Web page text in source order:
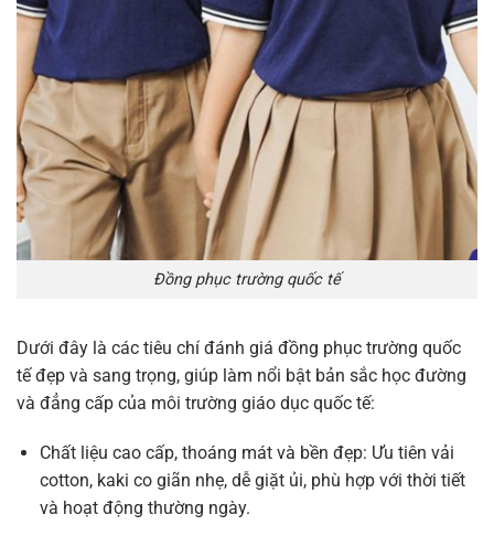
Đồng phục trường quốc tế
Dưới đây là các tiêu chí đánh giá đồng phục trường quốc
tế đẹp và sang trọng, giúp làm nổi bật bản sắc học đường
và đẳng cấp của môi trường giáo dục quốc tế:
Chất liệu cao cấp, thoáng mát và bền đẹp: Ưu tiên vải
cotton, kaki co giãn nhẹ, dễ giặt ủi, phù hợp với thời tiết
và hoạt động thường ngày.